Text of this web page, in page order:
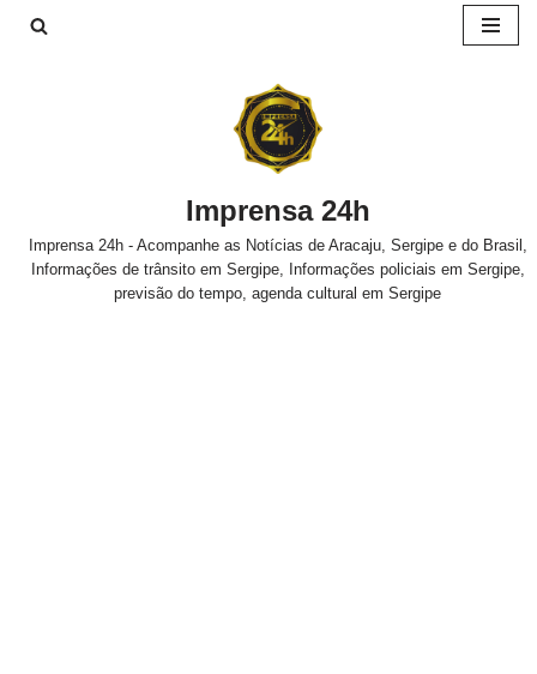
Imprensa 24h
Imprensa 24h - Acompanhe as Notícias de Aracaju, Sergipe e do Brasil,
Informações de trânsito em Sergipe, Informações policiais em Sergipe,
previsão do tempo, agenda cultural em Sergipe